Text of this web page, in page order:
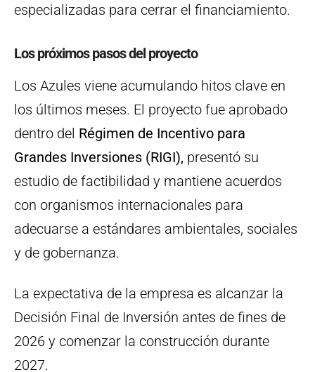
especializadas para cerrar el financiamiento.
Los próximos pasos del proyecto
Los Azules viene acumulando hitos clave en
los últimos meses. El proyecto fue aprobado
dentro del Régimen de Incentivo para
Grandes Inversiones (RIGI), presentó su
estudio de factibilidad y mantiene acuerdos
con organismos internacionales para
adecuarse a estándares ambientales, sociales
y de gobernanza.
La expectativa de la empresa es alcanzar la
Decisión Final de Inversión antes de fines de
2026 y comenzar la construcción durante
2027.